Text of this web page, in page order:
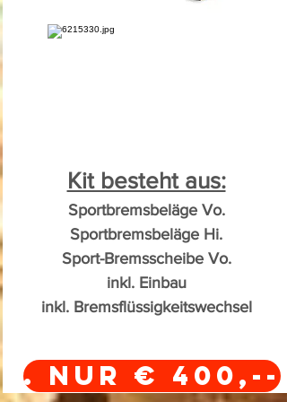
Kit besteht aus:
Sportbremsbeläge Vo.
Sportbremsbeläge Hi.
Sport-Bremsscheibe Vo.
inkl. Einbau
inkl. Bremsflüssigkeitswechsel
. Nur € 400,--